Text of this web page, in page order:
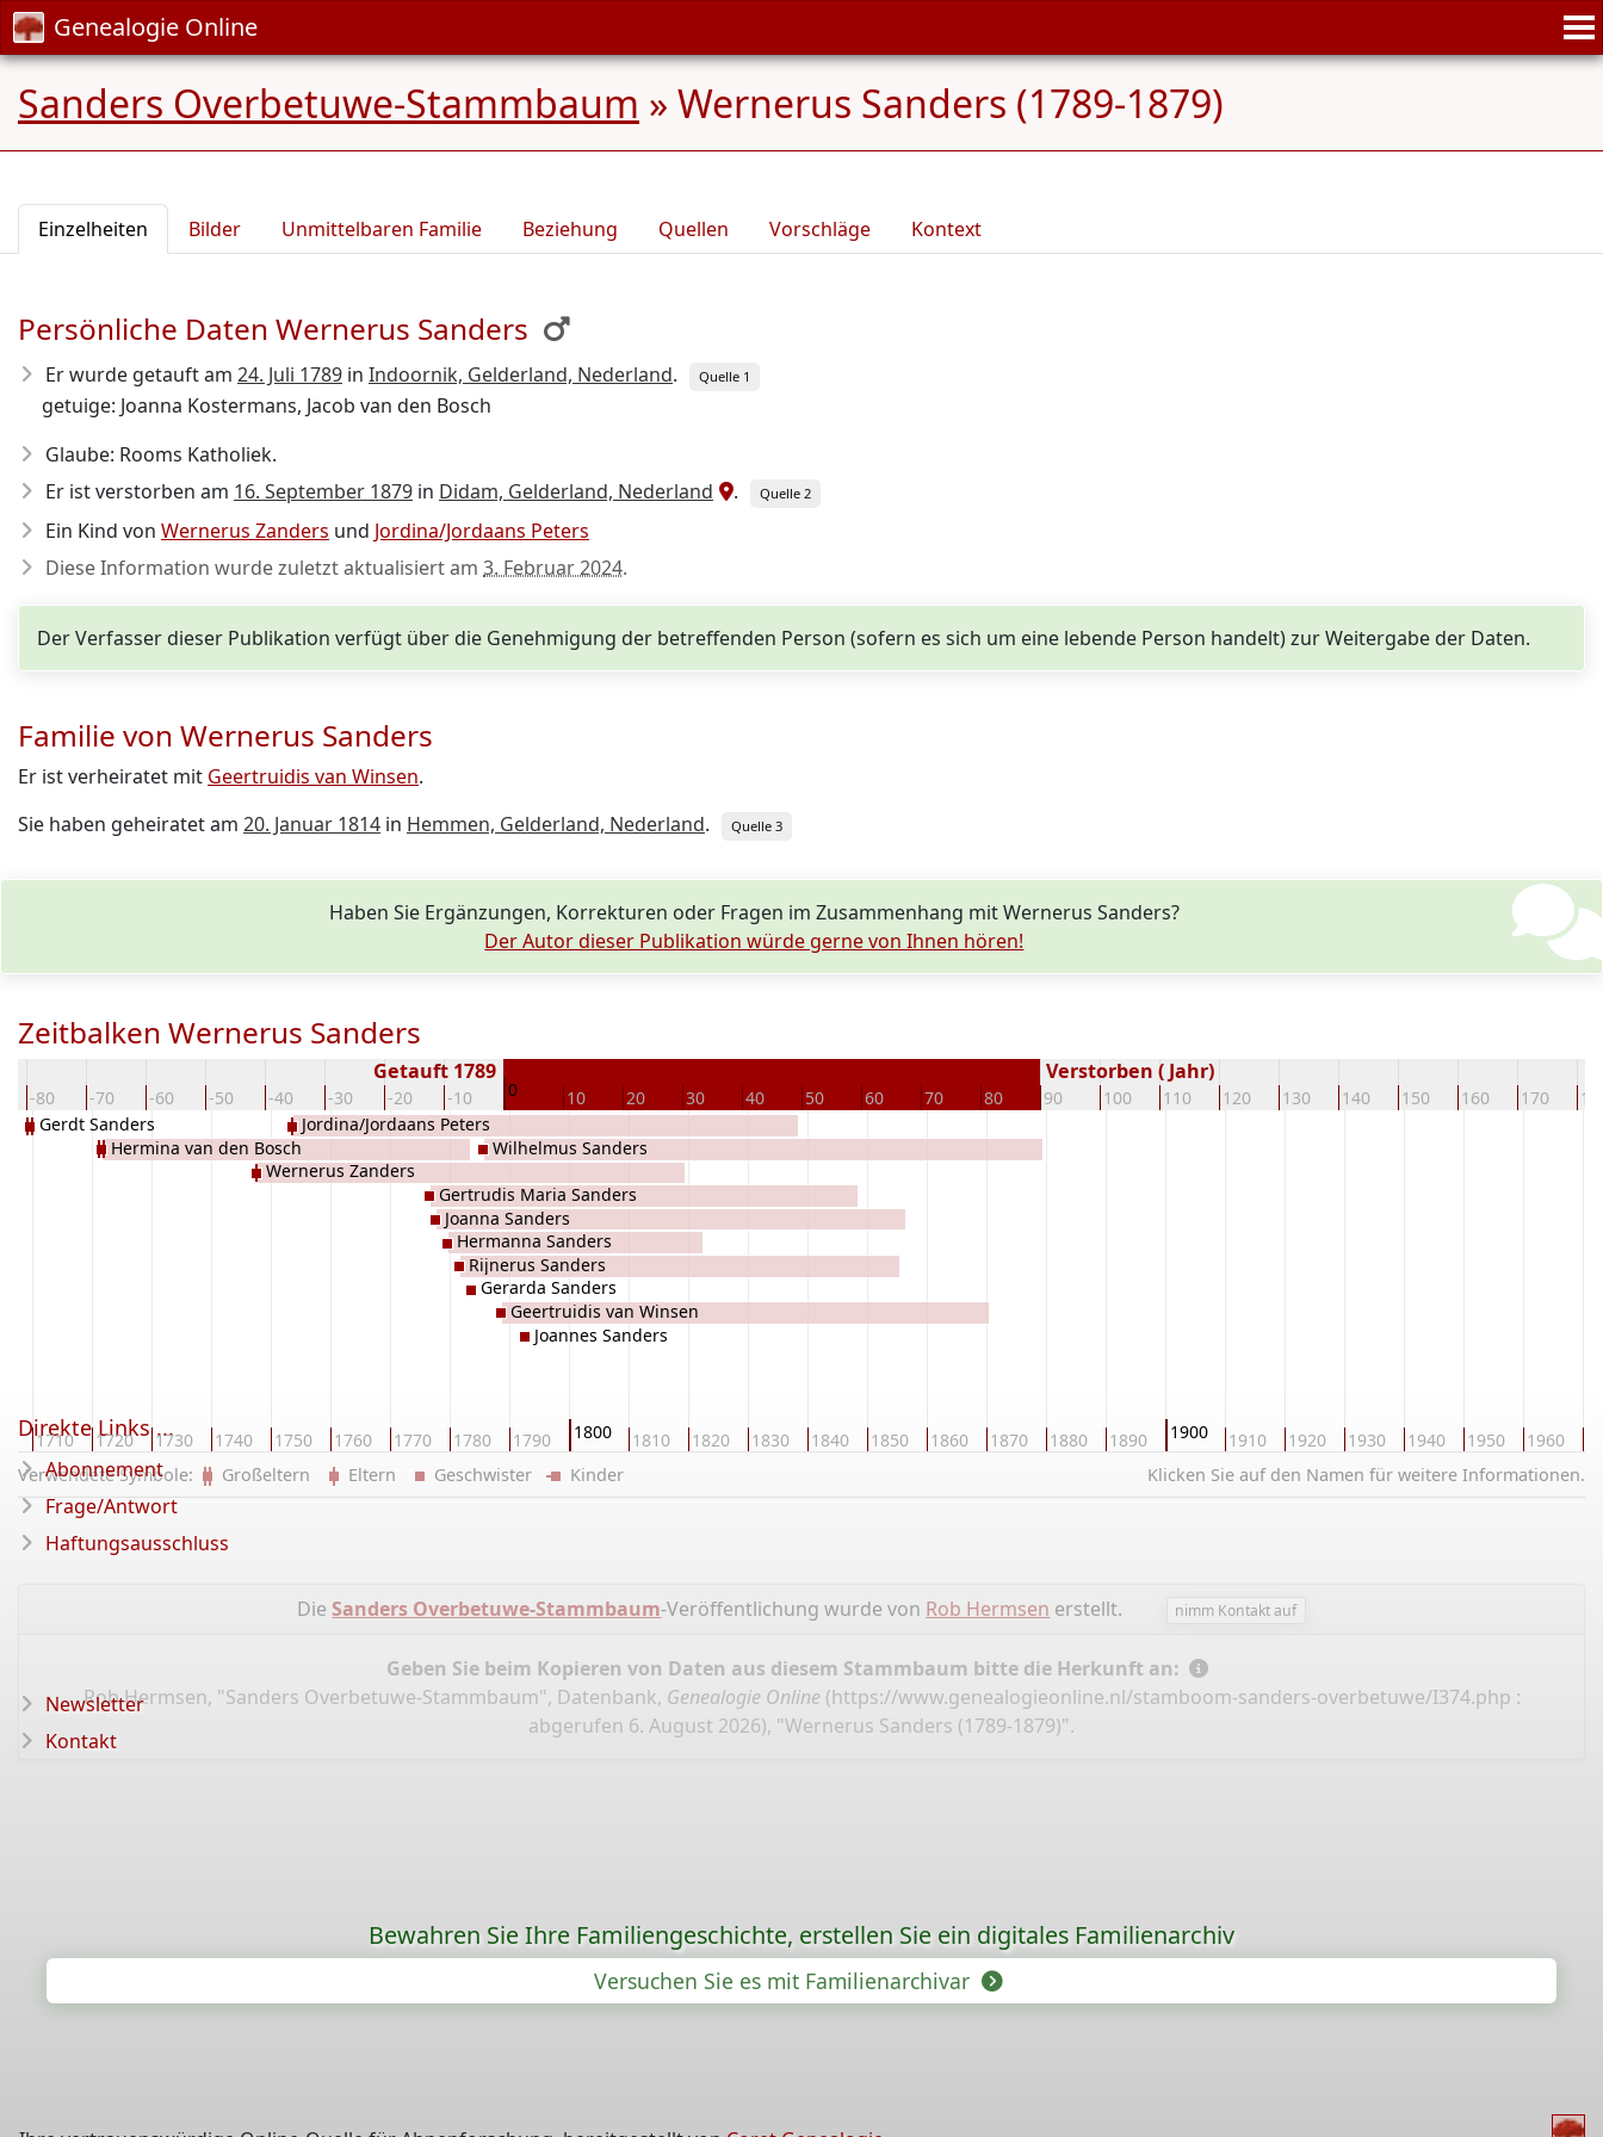
Genealogie Online
Sanders Overbetuwe-Stammbaum » Wernerus Sanders (1789-1879)
Einzelheiten Bilder Unmittelbaren Familie Beziehung Quellen Vorschläge Kontext
Persönliche Daten Wernerus Sanders
Er wurde getauft am 24. Juli 1789 in Indoornik, Gelderland, Nederland. Quelle 1
getuige: Joanna Kostermans, Jacob van den Bosch
Glaube: Rooms Katholiek.
Er ist verstorben am 16. September 1879 in Didam, Gelderland, Nederland . Quelle 2
Ein Kind von Wernerus Zanders und Jordina/Jordaans Peters
Diese Information wurde zuletzt aktualisiert am 3. Februar 2024.
Der Verfasser dieser Publikation verfügt über die Genehmigung der betreffenden Person (sofern es sich um eine lebende Person handelt) zur Weitergabe der Daten.
Familie von Wernerus Sanders
Er ist verheiratet mit Geertruidis van Winsen.
Sie haben geheiratet am 20. Januar 1814 in Hemmen, Gelderland, Nederland. Quelle 3
Haben Sie Ergänzungen, Korrekturen oder Fragen im Zusammenhang mit Wernerus Sanders?
Der Autor dieser Publikation würde gerne von Ihnen hören!
Zeitbalken Wernerus Sanders
-80 -70 -60 -50 -40 -30 -20 -10 0 10 20 30 40 50 60 70 80 90 100 110 120 130 140 150 160 170
Getauft 1789 Verstorben ( Jahr)
1710 1720 1730 1740 1750 1760 1770 1780 1790 1800 1810 1820 1830 1840 1850 1860 1870 1880 1890 1900 1910 1920 1930 1940 1950 1960
Gerdt Sanders
Hermina van den Bosch
Wernerus Zanders
Jordina/Jordaans Peters
Gertrudis Maria Sanders
Joanna Sanders
Hermanna Sanders
Rijnerus Sanders
Gerarda Sanders
Wilhelmus Sanders
Geertruidis van Winsen
Joannes Sanders
Klicken Sie auf den Namen für weitere Informationen.
Verwendete Symbole: Großeltern Eltern Geschwister Kinder
DieSanders Overbetuwe-Stammbaum-Veröffentlichung wurde von Rob Hermsen erstellt. nimm Kontakt auf
Geben Sie beim Kopieren von Daten aus diesem Stammbaum bitte die Herkunft an:
Rob Hermsen, "Sanders Overbetuwe-Stammbaum", Datenbank, Genealogie Online (https://www.genealogieonline.nl/stamboom-sanders-overbetuwe/I374.php :
abgerufen 6. August 2026), "Wernerus Sanders (1789-1879)".
Direkte Links ...
Abonnement
Frage/Antwort
Haftungsausschluss
Newsletter
Kontakt
Bewahren Sie Ihre Familiengeschichte, erstellen Sie ein digitales Familienarchiv
Versuchen Sie es mit Familienarchivar